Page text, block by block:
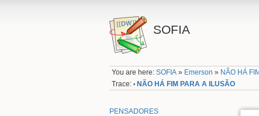
SOFIA
You are here:SOFIA » Emerson » NÃO HÁ
Trace: • NÃO HÁ FIM PARA A ILUSÃO
PENSADORES